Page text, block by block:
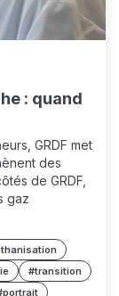
: quand
GRDF met
des
de GRDF,
gaz
#transition